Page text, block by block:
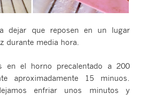
dejar que reposen en un lugar
durante media hora.
en el horno precalentado a 200
aproximadamente 15 minuos.
enfriar unos minutos y